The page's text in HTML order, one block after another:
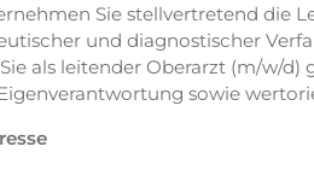
Sie stellvertretend die
und diagnostischer
als leitender Oberarzt (m/w/
sowie